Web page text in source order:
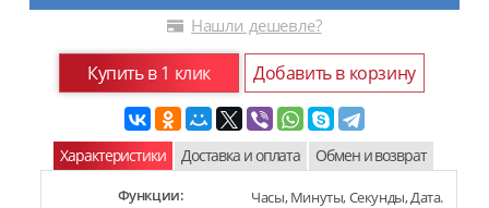
Нашли дешевле?
Купить в 1 клик Добавить в корзину
Характеристики Доставка и оплата Обмен и возврат
Функции:
Часы, Минуты, Секунды, Дата.